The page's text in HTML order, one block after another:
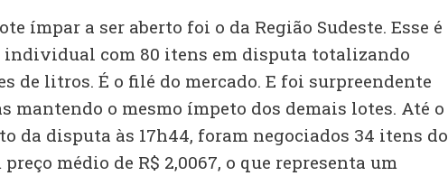
ímpar a ser aberto foi o da Região Sudeste. Esse é
individual com 80 itens em disputa totalizando
de litros. É o filé do mercado. E foi surpreendente
mantendo o mesmo ímpeto dos demais lotes. Até o
da disputa às 17h44, foram negociados 34 itens do
médio de R$ 2,0067, o que representa um